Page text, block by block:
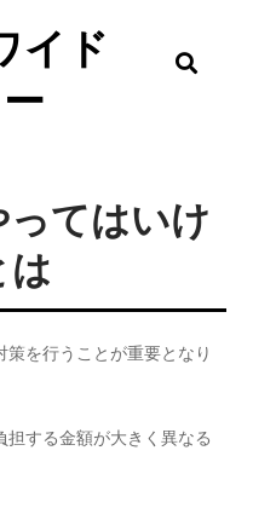
イド
てはいけ
は
を行うことが重要となり
する金額が大きく異なる